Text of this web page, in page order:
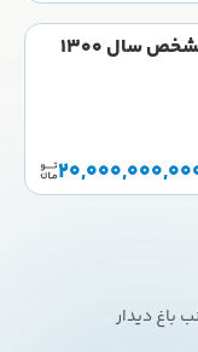
دانگ فنگ مدل نامشخص سال 1300